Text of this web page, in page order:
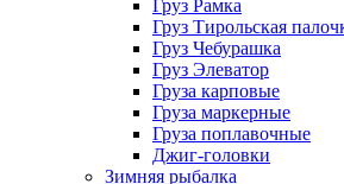
Груз Рамка
Груз Тирольская
Груз Чебурашка
Груз Элеватор
Груза карповые
Груза маркерные
Груза поплавочные
Джиг-головки
Зимняя рыбалка